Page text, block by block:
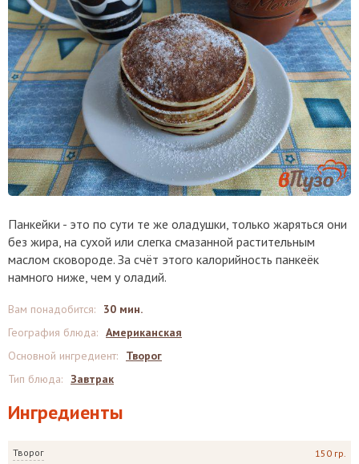
Панкейки - это по сути те же оладушки, только жаряться они
без жира, на сухой или слегка смазанной растительным
маслом сковороде. За счёт этого калорийность панкеёк
намного ниже, чем у оладий.
Ингредиенты
Творог 150 гр.
Вам понадобится:
30 мин.
География блюда: Американская
Основной ингредиент:
Творог
Тип блюда: Завтрак